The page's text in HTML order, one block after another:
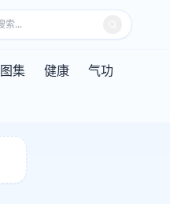
图集 健康
气功